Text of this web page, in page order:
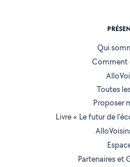
Qui
Comment
Toutes
Proposer
Livre « Le futur de
Partenaires et